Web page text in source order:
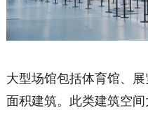
大型场馆包括体育馆、
面积建筑。此类建筑空